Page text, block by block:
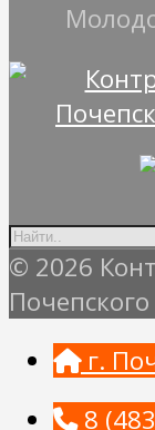
© 2026
г.
8